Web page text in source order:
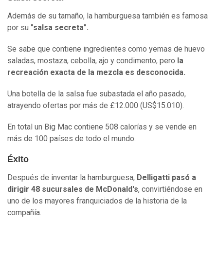
Además de su tamaño, la hamburguesa también es famosa
por su "salsa secreta".
Se sabe que contiene ingredientes como yemas de huevo
saladas, mostaza, cebolla, ajo y condimento, pero la
recreación exacta de la mezcla es desconocida.
Una botella de la salsa fue subastada el año pasado,
atrayendo ofertas por más de £12.000 (US$15.010).
En total un Big Mac contiene 508 calorías y se vende en
más de 100 países de todo el mundo.
Éxito
Después de inventar la hamburguesa, Delligatti pasó a
dirigir 48 sucursales de McDonald's, convirtiéndose en
uno de los mayores franquiciados de la historia de la
compañía.